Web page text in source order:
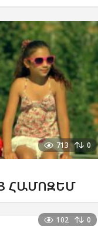
713 0
ՀԱՄՈԶԵՄ
102 0